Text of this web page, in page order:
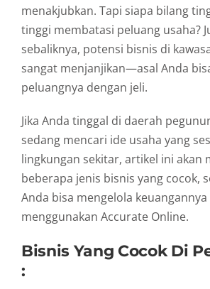
menakjubkan. Tapi siapa bilang
tinggi membatasi peluang usaha?
sebaliknya, potensi bisnis di
sangat menjanjikan—asal Anda
peluangnya dengan jeli.
Jika Anda tinggal di daerah
sedang mencari ide usaha yang
lingkungan sekitar, artikel ini akan
beberapa jenis bisnis yang cocok,
Anda bisa mengelola
menggunakan Accurate Online.
Bisnis Yang Cocok Di
: